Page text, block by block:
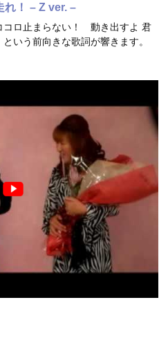
！ – Z ver. –
コロ止まらない！ 動き出すよ 君
いう前向きな歌詞が響きます。